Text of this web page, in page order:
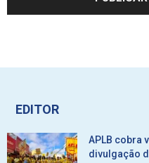
EDITOR
APLB cobra
divulgação